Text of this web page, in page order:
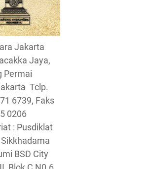
Jakarta
Jaya,
Permai
Tclp.
6739, Faks
0206
: Pusdiklat
BSD City